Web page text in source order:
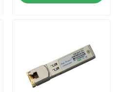
وحدة بصرية 400G/800G